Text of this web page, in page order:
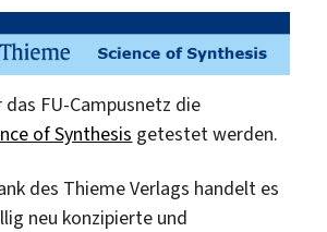
das FU-Campusnetz die
of Synthesis getestet werden.
des Thieme Verlags handelt es
neu konzipierte und